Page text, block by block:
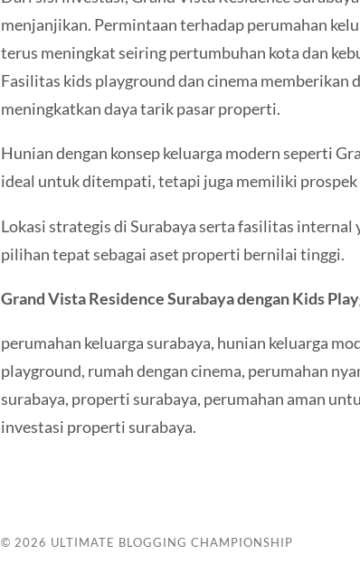
menjanjikan. Permintaan terhadap perumahan
terus meningkat seiring pertumbuhan kota dan
Fasilitas kids playground dan cinema memberikan
meningkatkan daya tarik pasar properti.
Hunian dengan konsep keluarga modern seperti
ideal untuk ditempati, tetapi juga memiliki prospek
Lokasi strategis di Surabaya serta fasilitas internal
pilihan tepat sebagai aset properti bernilai tinggi.
Grand Vista Residence Surabaya dengan Kids
perumahan keluarga surabaya, hunian keluarga
playground, rumah dengan cinema, perumahan
surabaya, properti surabaya, perumahan aman
investasi properti surabaya.
© 2026 ULTIMATE BLOGGING CHAMPIONSHIP